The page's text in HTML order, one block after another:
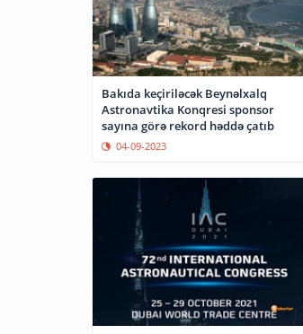
Bakıda keçiriləcək Beynəlxalq
Astronavtika Konqresi sponsor
sayına görə rekord həddə çatıb
04-09-2023